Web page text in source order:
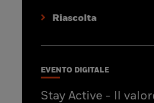
Riascolta
EVENTO DIGITALE
Stay Active - Il